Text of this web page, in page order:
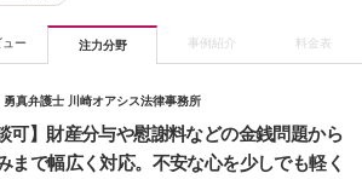
ー 注力分野 事例紹介 料金表
真弁護士 川崎オアシス法律事務所
可】財産分与や慰謝料などの金銭問題から
まで幅広く対応。不安な心を少しでも軽く